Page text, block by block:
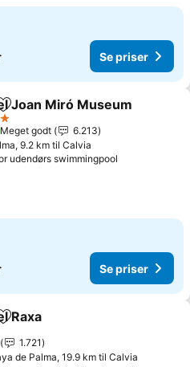
Se priser
Føj til favoritter
Joan Miró Museum
Meget godt
6.213
9.2 km til Calvia
udendørs swimmingpool
Se priser
Føj til favoritter
Raxa
1.721
de Palma, 19.9 km til Calvia